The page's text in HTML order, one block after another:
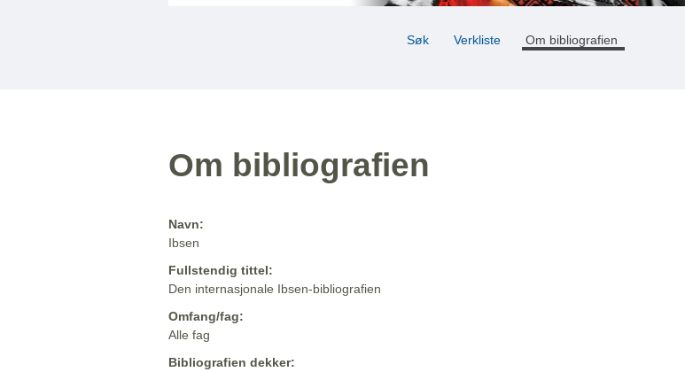
Søk Verkliste Om bibliografien
Om bibliografien
Navn:
Ibsen
Fullstendig tittel:
Den internasjonale Ibsen-bibliografien
Omfang/fag:
Alle fag
Bibliografien dekker: